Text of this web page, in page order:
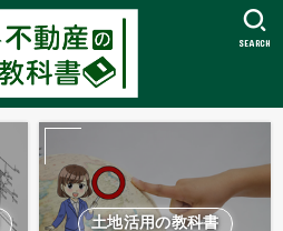
SEARCH
土地活用の教科書